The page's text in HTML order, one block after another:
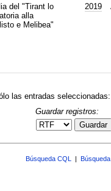
del "Tirant lo
alla
e Melibea"
2019
las entradas seleccionadas:
Guardar registros:
Guardar
Búsqueda CQL